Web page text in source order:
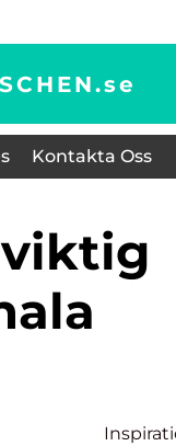
se
Kontakta Oss